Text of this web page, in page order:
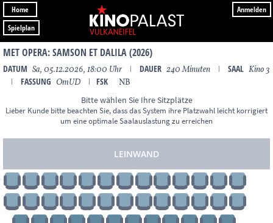
Home
Anmelden
Spielplan
MET OPERA: SAMSON ET DALILA (2026)
DATUM Sa, 05.12.2026, 18:00 Uhr ǀ DAUER 240 Minuten ǀ SAAL Kino 3
ǀ
FASSUNG OmUD ǀ FSK NB
Bitte wählen Sie Ihre Sitzplätze
Lieber Kunde bitte beachten Sie, dass das System ihre Platzwahl leicht korrigiert
um eine optimale Saalauslastung zu erreichen
LEINWAND